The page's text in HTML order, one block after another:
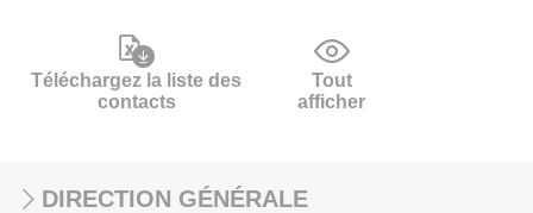
Téléchargez la liste des
contacts
Tout
afficher
DIRECTION GÉNÉRALE